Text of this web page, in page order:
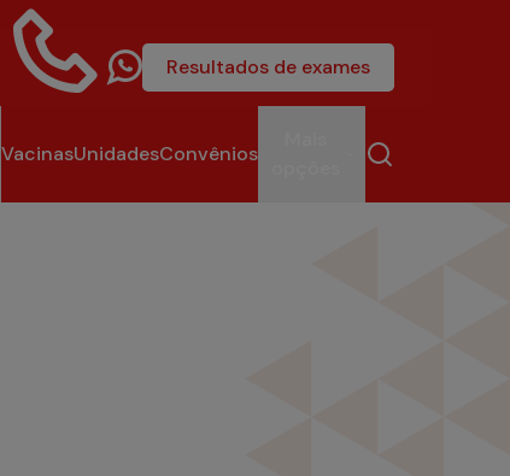
Resultados de exames
VacinasUnidadesConvênios